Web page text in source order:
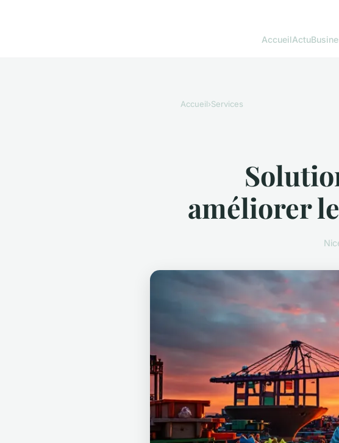
AccueilActu
Accueil›Services
améliorer